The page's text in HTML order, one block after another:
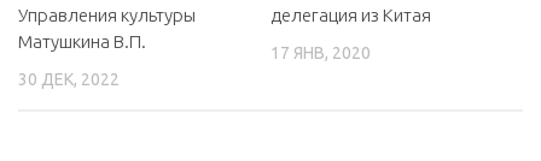
Управления культуры
Матушкина В.П.
30 ДЕК, 2022
делегация из Китая
17 ЯНВ, 2020